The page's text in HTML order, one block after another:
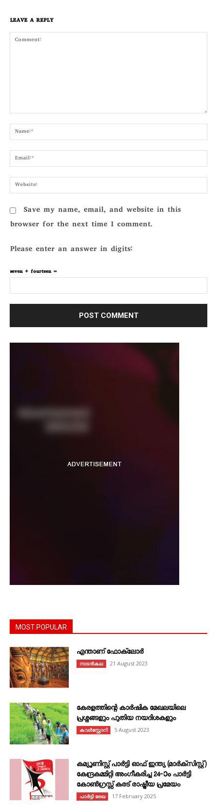
LEAVE A REPLY
Save my name, email, and website in this
browser for the next time I comment.
Please enter an answer in digits:
seven + fourteen =
MOST POPULAR
എന്താണ്‌ ഫോക്‌ലോർ
നാടൻകല 21 August 2023
കേരളത്തിന്റെ കാർഷിക മേഖലയിലെ
പ്രശ്നങ്ങളും പുതിയ നയദിശകളും
കവര്‍സ്റ്റോറി 5 August 2023
കമ്യൂണിസ്റ്റ് പാർട്ടി ഓഫ് ഇന്ത്യ (മാർക്സിസ്റ്റ്)
കേന്ദ്രകമ്മിറ്റി അംഗീകരിച്ച 24‐ാം പാർട്ടി
കോൺഗ്രസ്സ് കരട് രാഷ്ട്രീയ പ്രമേയം
പാർട്ടി രേഖ 17 February 2025